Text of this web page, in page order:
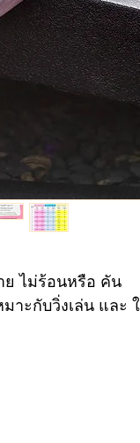
ย ไม่ร้อนหรือ คัน
าะกับวิ่งเล่น และ